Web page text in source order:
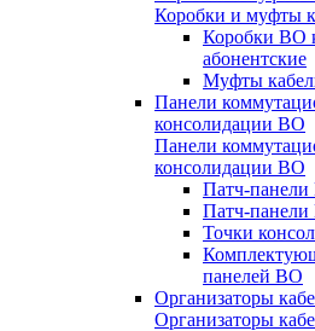
Коробки и муфты
Коробки ВО
абонентские
Муфты
Панели
консолидации ВО
Панели
консолидации ВО
Патч-
Патч-
Точки
панелей ВО
Организаторы
Организаторы